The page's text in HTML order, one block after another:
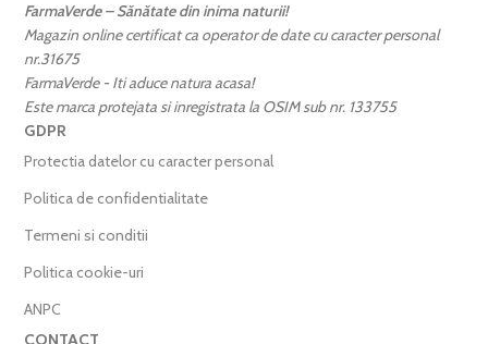
FarmaVerde – Sănătate din inima naturii!
Magazin online certificat ca operator de date cu caracter personal
nr.31675
FarmaVerde - Iti aduce natura acasa!
Este marca protejata si inregistrata la OSIM sub nr. 133755
GDPR
Protectia datelor cu caracter personal
Politica de confidentialitate
Termeni si conditii
Politica cookie-uri
ANPC